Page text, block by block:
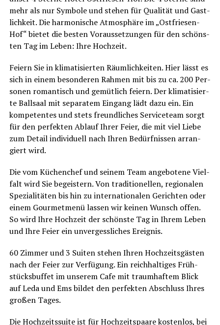
mehr als nur Sym­bo­le und ste­hen für Qua­li­tät und Gast­
lich­keit. Die har­mo­ni­sche Atmo­sphä­re im „Ost­frie­sen-
Hof“ bie­tet die bes­ten Vor­aus­set­zun­gen für den schöns­
ten Tag im Leben: Ihre Hochzeit.
Fei­ern Sie in kli­ma­ti­sier­ten Räum­lich­kei­ten. Hier lässt es
sich in einem beson­de­ren Rah­men mit bis zu ca. 200 Per­
so­nen roman­tisch und gemüt­lich fei­ern. Der kli­ma­ti­sier­
te Ball­saal mit sepa­ra­tem Ein­gang lädt dazu ein. Ein
kom­pe­ten­tes und stets freund­li­ches Ser­vice­team sorgt
für den per­fek­ten Ablauf Ihrer Fei­er, die mit viel Lie­be
zum Detail indi­vi­du­ell nach Ihren Bedürf­nis­sen arran­
giert wird.
Die vom Küchen­chef und sei­nem Team ange­bo­te­ne Viel­
falt wird Sie begeis­tern. Von tra­di­tio­nel­len, regio­na­len
Spe­zia­li­tä­ten bis hin zu inter­na­tio­na­len Gerich­ten oder
einem Gour­met­me­nü las­sen wir kei­nen Wunsch offen.
So wird Ihre Hoch­zeit der schöns­te Tag in Ihrem Leben
und Ihre Fei­er ein unver­gess­li­ches Ereignis.
60 Zim­mer und 3 Sui­ten ste­hen Ihren Hoch­zeits­gäs­ten
nach der Fei­er zur Ver­fü­gung. Ein reich­hal­ti­ges Früh­
stücks­buf­fet im unse­rem Cafe mit traum­haf­tem Blick
auf Leda und Ems bil­det den per­fek­ten Abschluss Ihres
gro­ßen Tages.
Die Hoch­zeits­suite ist für Hoch­zeits­paa­re kos­ten­los, bei